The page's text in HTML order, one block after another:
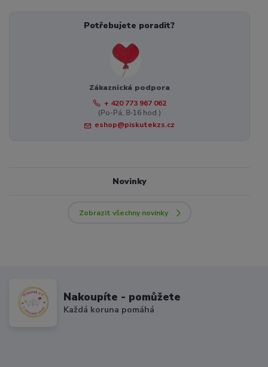
Potřebujete poradit?
Zákaznická podpora
+ 420 773 967 062
(Po-Pá, 8-16 hod.)
eshop@piskutekzs.cz
Novinky
Zobrazit všechny novinky
Nakoupíte - pomůžete
Každá koruna pomáhá